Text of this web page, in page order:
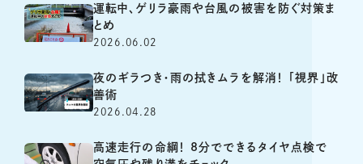
運転中、ゲリラ豪雨や台風の被害を防ぐ対策ま
とめ
2026.06.02
夜のギラつき・雨の拭きムラを解消！ 「視界」改
善術
2026.04.28
高速走行の命綱！ 8分でできるタイヤ点検で